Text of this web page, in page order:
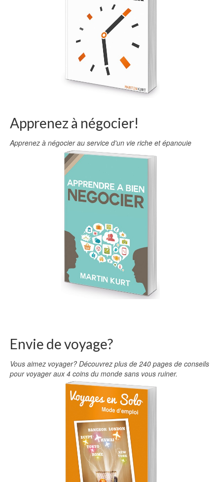
Apprenez à négocier!
Apprenez à négocier au service d'un vie riche et épanouie
Envie de voyage?
Vous aimez voyager? Découvrez plus de 240 pages de conseils
pour voyager aux 4 coins du monde sans vous ruiner.